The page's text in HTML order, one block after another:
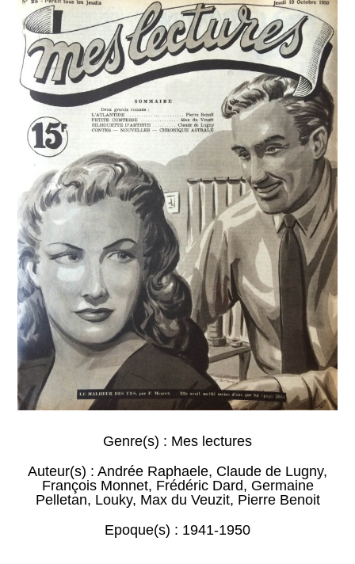
Genre(s) : Mes lectures
Auteur(s) : Andrée Raphaele, Claude de Lugny,
François Monnet, Frédéric Dard, Germaine
Pelletan, Louky, Max du Veuzit, Pierre Benoit
Epoque(s) : 1941-1950